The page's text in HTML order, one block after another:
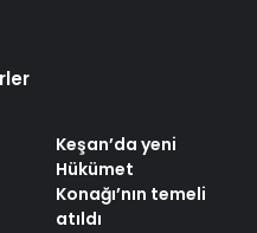
Keşan’da yeni
Hükümet
Konağı’nın temeli
atıldı